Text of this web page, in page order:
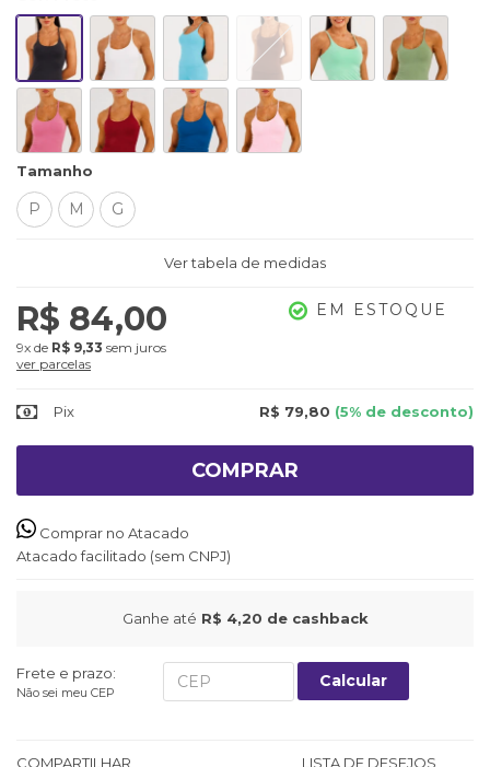
Tamanho
P M G
Ver tabela de medidas
R$ 84,00
9x de R$ 9,33 sem juros
ver parcelas
EM ESTOQUE
Pix R$ 79,80 (5% de desconto)
COMPRAR
Comprar no Atacado
Atacado facilitado (sem CNPJ)
Ganhe até R$ 4,20 de cashback
Frete e prazo:
Não sei meu CEP
Calcular
COMPARTILHAR LISTA DE DESEJOS